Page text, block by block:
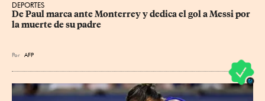
DEPORTES
De Paul marca ante Monterrey y dedica el gol a Messi por
la muerte de su padre
Por AFP